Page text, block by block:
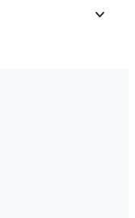
keyboard_arrow_down